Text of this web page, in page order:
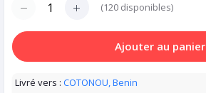
(120 disponibles)
Ajouter au panier
Livré vers : COTONOU, Benin